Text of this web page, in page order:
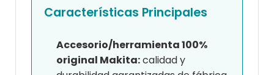
Características Principales
Accesorio/herramienta 100%
original Makita:calidad y